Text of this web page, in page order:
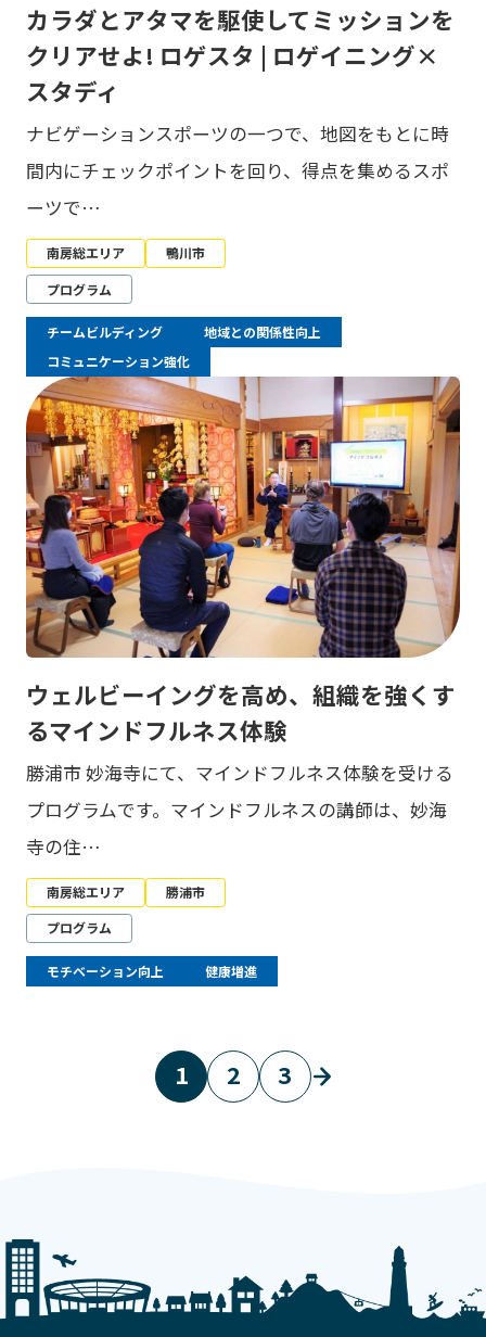
カラダとアタマを駆使してミッションを
クリアせよ! ロゲスタ | ロゲイニング×
スタディ
ナビゲーションスポーツの一つで、地図をもとに時
間内にチェックポイントを回り、得点を集めるスポ
ーツで…
南房総エリア
鴨川市
プログラム
チームビルディング
地域との関係性向上
コミュニケーション強化
ウェルビーイングを高め、組織を強くす
るマインドフルネス体験
勝浦市 妙海寺にて、マインドフルネス体験を受ける
プログラムです。マインドフルネスの講師は、妙海
寺の住…
南房総エリア
勝浦市
プログラム
モチベーション向上 健康増進
1 2 3